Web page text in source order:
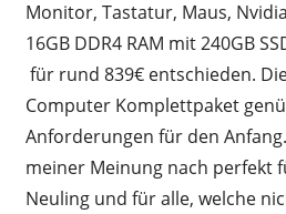
Monitor, Tastatur, Maus,
16GB DDR4 RAM mit 240GB
für rund 839€ entschieden.
Computer Komplettpaket
Anforderungen für den
meiner Meinung nach perfekt
Neuling und für alle, welche